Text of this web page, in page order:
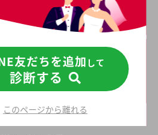
すべてのキャンペーンを見る
所を探す
秋田 山形 福島
友だちを追加 して
診断する
このページから離れる